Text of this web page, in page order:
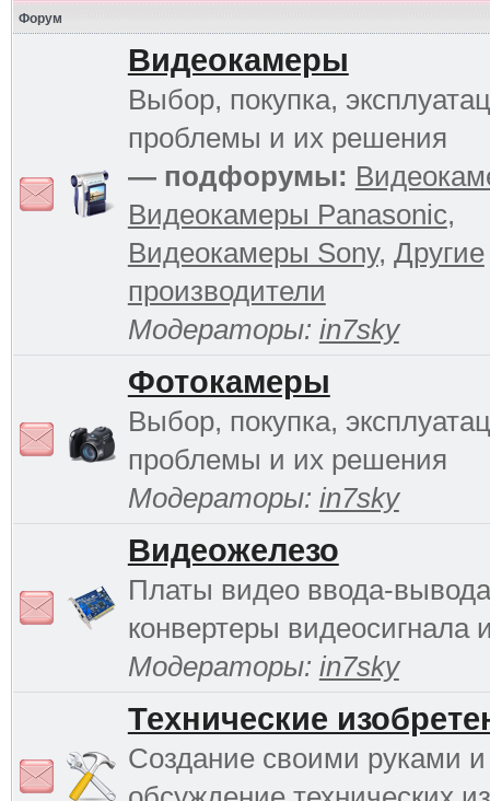
Форум
Видеокамеры
Выбор, покупка,
проблемы и их решения
— подфорумы:
Видеокамеры Panasonic,
Видеокамеры Sony, Другие
производители
Модераторы: in7sky
Фотокамеры
Выбор, покупка,
проблемы и их решения
Модераторы: in7sky
Видеожелезо
Платы видео ввода-
конвертеры видеосигнала
Модераторы: in7sky
Технические
Создание своими руками и